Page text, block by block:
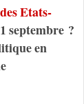
Etats-
septembre ?
en